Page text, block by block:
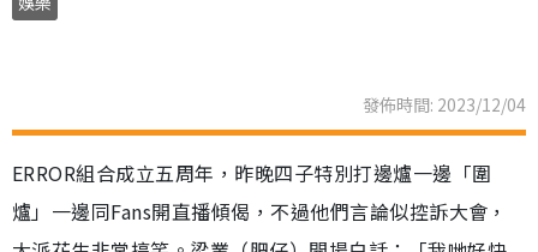
發佈時間: 2023/12/04
ERROR組合成立五周年，昨晚四子特別打邊爐一邊「圍
爐」一邊同Fans開直播傾偈，不過他們言論似控訴大會，